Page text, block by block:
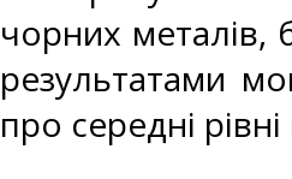
чорних металів,
результатами
про середні